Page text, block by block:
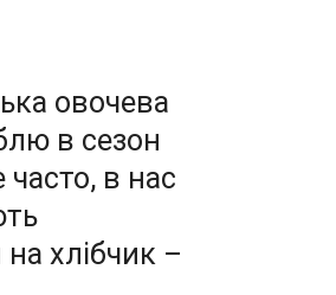
овочева
в сезон
часто, в нас
хлібчик –